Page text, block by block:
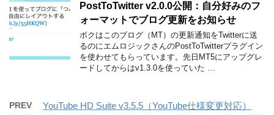
PostToTwitter v2.0.0公開：自分好みのフ
ォーマットでブログ更新をお知らせ
ボクはこのブログ（MT）の更新通知をTwitterに送
るのにエムロジックさんのPostToTwitterプラグイン
を使わせてもらっています。先日MT5にアップグレ
ードしてからはv1.3.0を使っていた …
PREV YouTube HD Suite v3.5.5（YouTube仕様変更対応）